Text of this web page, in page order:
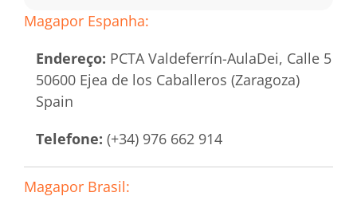
Magapor Espanha:
Endereço: PCTA Valdeferrín-AulaDei, Calle 5
50600 Ejea de los Caballeros (Zaragoza)
Spain
Telefone: (+34) 976 662 914
Magapor Brasil: